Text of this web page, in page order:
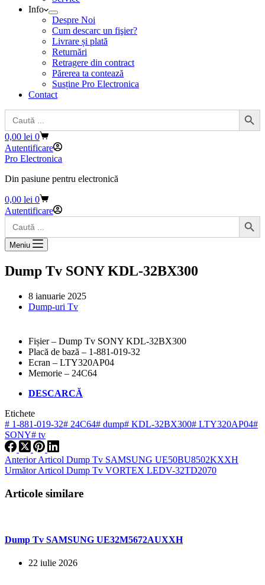
Info
Despre Noi
Cum descarc un fişier?
Livrare și plată
Returnări
Retragere din contract
Părerea ta contează
Susține Pro Electronica
Contact
Search
for:
Search Button
Coș
de
cumpărături
0,00 lei 0
Autentificare
Pro Electronica
Din pasiune pentru electronică
Coș
de
cumpărături
0,00 lei 0
Autentificare
Search
for:
Search Button
Meniu
Dump Tv SONY KDL-32BX300
8 ianuarie 2025
Dump-uri Tv
Fișier – Dump Tv SONY KDL-32BX300
Placă de bază – 1-881-019-32
Ecran – LTY320AP04
Memorie – 24C64
DESCARCĂ
Etichete
# 1-881-019-32# 24C64# dump# KDL-32BX300# LTY320AP04#
SONY# tv
AnteriorArticol Dump Tv SAMSUNG UE50BU8502KXXH
UrmătorArticol Dump Tv VORTEX LEDV-32TD2070
Articole similare
Dump Tv SAMSUNG UE32M5672AUXXH
22 iulie 2026